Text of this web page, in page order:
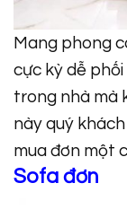
Mang phong
cực kỳ dễ
trong nhà mà
này quý
mua đơn một
Sofa đơn